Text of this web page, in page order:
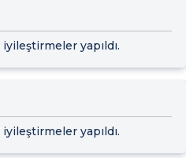
yapıldı.
yapıldı.